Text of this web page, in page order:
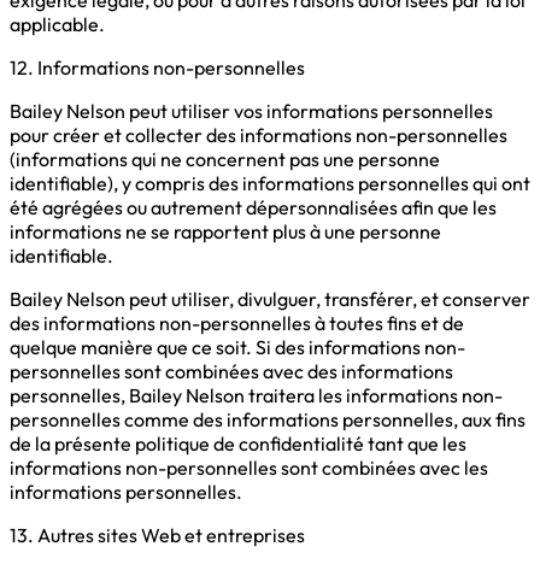
applicable.
12. Informations non-personnelles
Bailey Nelson peut utiliser vos informations personnelles
pour créer et collecter des informations non-personnelles
(informations qui ne concernent pas une personne
identifiable), y compris des informations personnelles qui ont
été agrégées ou autrement dépersonnalisées afin que les
informations ne se rapportent plus à une personne
identifiable.
Bailey Nelson peut utiliser, divulguer, transférer, et conserver
des informations non-personnelles à toutes fins et de
quelque manière que ce soit. Si des informations non-
personnelles sont combinées avec des informations
personnelles, Bailey Nelson traitera les informations non-
personnelles comme des informations personnelles, aux fins
de la présente politique de confidentialité tant que les
informations non-personnelles sont combinées avec les
informations personnelles.
13. Autres sites Web et entreprises